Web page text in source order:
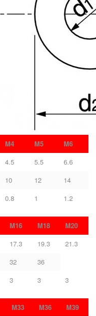
M4 M5
M6
4.5 5.5
6.6
10 12
14
0.8 1 1.2
M16 M18
M20
17.3 19.3
21.3
32
36
3 3 3
M33 M36
M39